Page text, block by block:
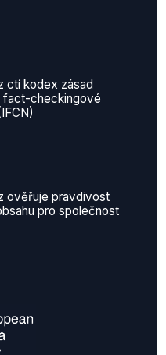
ctí kodex zásad
fact-checkingové
ověřuje pravdivost
pro společnost